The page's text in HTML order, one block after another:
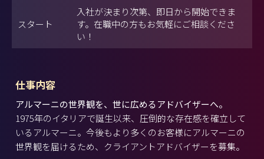
スタート
入社が決まり次第、即日から開始できま
す。在職中の方もお気軽にご相談くださ
い！
仕事内容
アルマーニの世界観を、世に広めるアドバイザーへ。
1975年のイタリアで誕生以来、圧倒的な存在感を確立して
いるアルマーニ。今後もより多くのお客様にアルマーニの
世界観を届けるため、クライアントアドバイザーを募集。